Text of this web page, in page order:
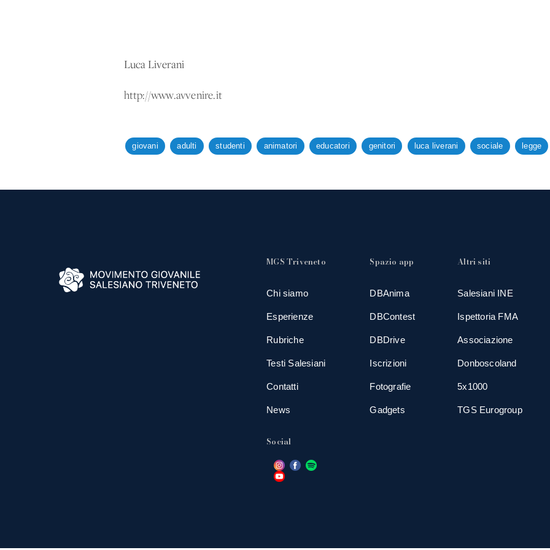
Luca Liverani
http://www.avvenire.it
giovani adulti studenti animatori educatori genitori luca liverani sociale legge
MGS Triveneto
Chi siamo
Esperienze
Rubriche
Testi Salesiani
Contatti
News
Social
Spazio app
DBAnima
DBContest
DBDrive
Iscrizioni
Fotografie
Gadgets
Altri siti
Salesiani INE
Ispettoria FMA
Associazione
Donboscoland
5x1000
TGS Eurogroup